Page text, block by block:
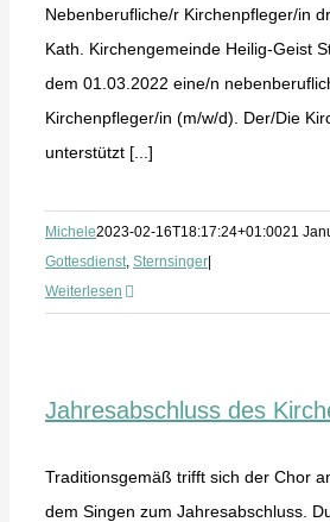
Nebenberufliche/r Kirchenpfleger/in
Kath. Kirchengemeinde Heilig-Geist
dem 01.03.2022 eine/n
Kirchenpfleger/in (m/w/d). Der/Die
unterstützt [...]
Michele2023-02-16T18:17:24+01:0021
Gottesdienst, Sternsinger
Weiterlesen
Jahresabschluss des
Traditionsgemäß trifft sich der Chor
dem Singen zum Jahresabschluss.